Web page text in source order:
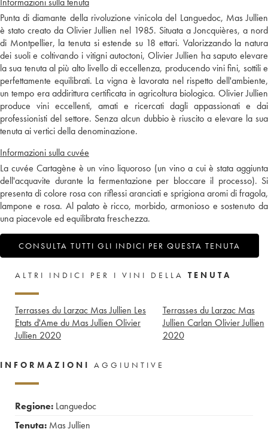
Punta di diamante della rivoluzione vinicola del Languedoc, Mas Jullien
è stato creato da Olivier Jullien nel 1985. Situata a Joncquières, a nord
di Montpellier, la tenuta si estende su 18 ettari. Valorizzando la natura
dei suoli e coltivando i vitigni autoctoni, Olivier Jullien ha saputo elevare
la sua tenuta al più alto livello di eccellenza, producendo vini fini, sottili e
perfettamente equilibrati. La vigna è lavorata nel rispetto dell'ambiente,
un tempo era addirittura certificata in agricoltura biologica. Olivier Jullien
produce vini eccellenti, amati e ricercati dagli appassionati e dai
professionisti del settore. Senza alcun dubbio è riuscito a elevare la sua
tenuta ai vertici della denominazione.
Informazioni sulla cuvée
La cuvée Cartagène è un vino liquoroso (un vino a cui è stata aggiunta
dell'acquavite durante la fermentazione per bloccare il processo). Si
presenta di colore rosa con riflessi aranciati e sprigiona aromi di fragola,
lampone e rosa. Al palato è ricco, morbido, armonioso e sostenuto da
una piacevole ed equilibrata freschezza.
CONSULTA TUTTI GLI INDICI PER QUESTA TENUTA
ALTRI INDICI PER I VINI DELLA TENUTA
Terrasses du Larzac Mas Jullien Les
Etats d'Ame du Mas Jullien Olivier
Jullien 2020
Terrasses du Larzac Mas
Jullien Carlan Olivier Jullien
2020
INFORMAZIONI AGGIUNTIVE
Regione: Languedoc
Tenuta: Mas Jullien